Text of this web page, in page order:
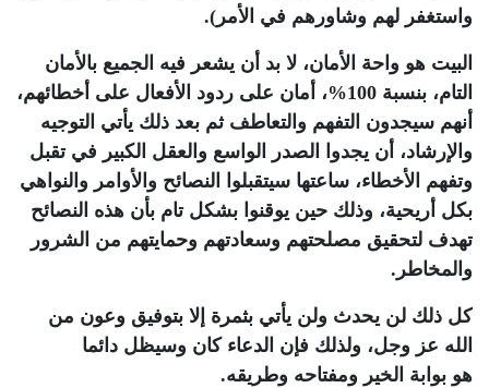
واستغفر لهم وشاورهم في الأمر).
البيت هو واحة الأمان، لا بد أن يشعر فيه الجميع بالأمان
التام، بنسبة 100%، أمان على ردود الأفعال على أخطائهم،
أنهم سيجدون التفهم والتعاطف ثم بعد ذلك يأتي التوجيه
والإرشاد، أن يجدوا الصدر الواسع والعقل الكبير في تقبل
وتفهم الأخطاء، ساعتها سيتقبلوا النصائح والأوامر والنواهي
بكل أريحية، وذلك حين يوقنوا بشكل تام بأن هذه النصائح
تهدف لتحقيق مصلحتهم وسعادتهم وحمايتهم من الشرور
والمخاطر.
كل ذلك لن يحدث ولن يأتي بثمرة إلا بتوفيق وعون من
الله عز وجل، ولذلك فإن الدعاء كان وسيظل دائما
هو بوابة الخير ومفتاحه وطريقه.